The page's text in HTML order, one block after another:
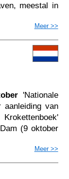
meestal in
Meer >>
'Nationale
aanleiding van
(9 oktober
Meer >>